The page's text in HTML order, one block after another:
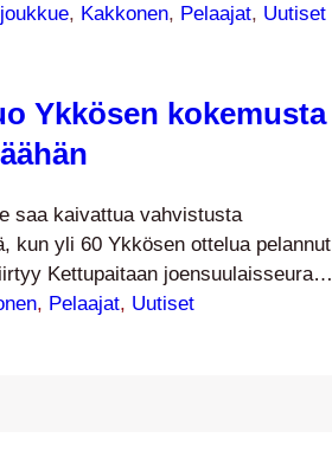
, Kakkonen, Pelaajat, Uutiset
Ykkösen kokemusta
saa kaivattua vahvistusta
kun yli 60 Ykkösen ottelua pelannut
Kettupaitaan joensuulaisseura
perjantain kunniaksi: Vuonna
, Pelaajat, Uutiset